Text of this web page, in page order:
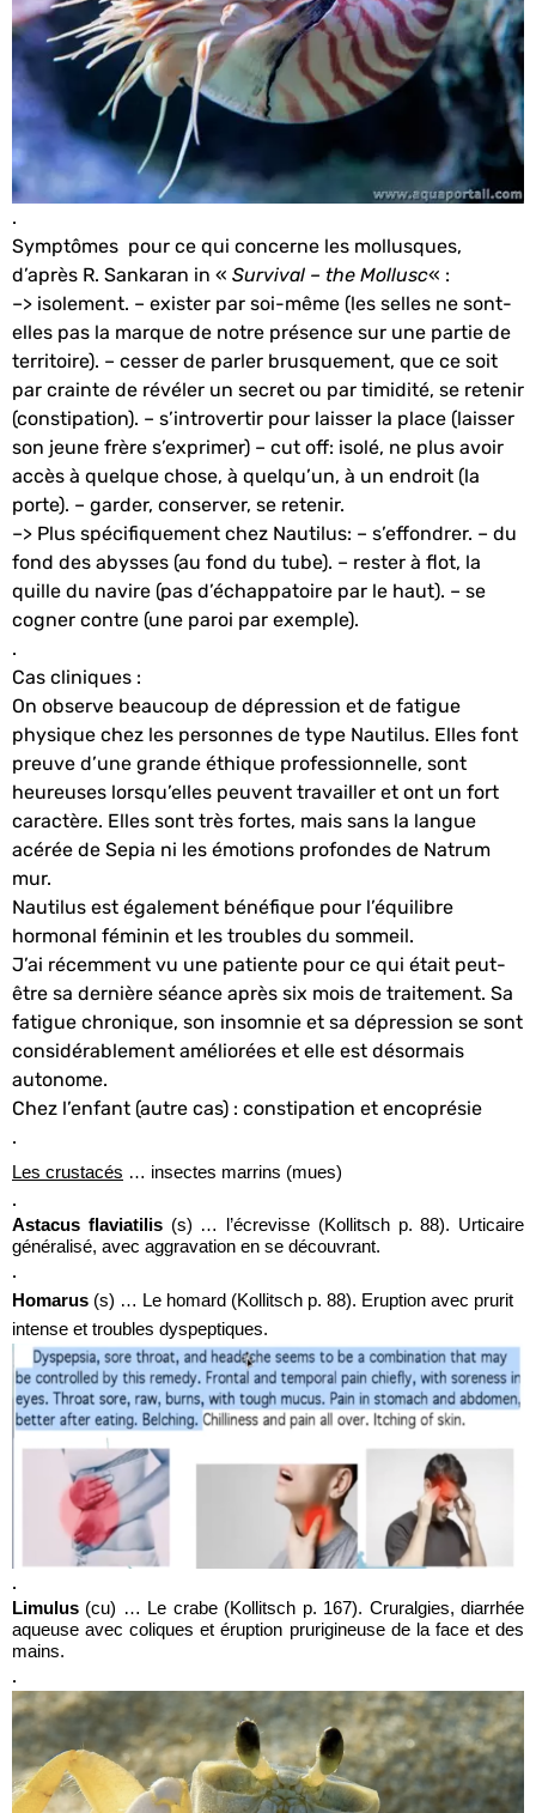
.
Symptômes pour ce qui concerne les mollusques,
d’après R. Sankaran in « Survival – the Mollusc« :
–> isolement. – exister par soi-même (les selles ne sont-
elles pas la marque de notre présence sur une partie de
territoire). – cesser de parler brusquement, que ce soit
par crainte de révéler un secret ou par timidité, se retenir
(constipation). – s’introvertir pour laisser la place (laisser
son jeune frère s’exprimer) – cut off: isolé, ne plus avoir
accès à quelque chose, à quelqu’un, à un endroit (la
porte). – garder, conserver, se retenir.
–> Plus spécifiquement chez Nautilus: – s’effondrer. – du
fond des abysses (au fond du tube). – rester à flot, la
quille du navire (pas d’échappatoire par le haut). – se
cogner contre (une paroi par exemple).
.
Cas cliniques :
On observe beaucoup de dépression et de fatigue
physique chez les personnes de type Nautilus. Elles font
preuve d’une grande éthique professionnelle, sont
heureuses lorsqu’elles peuvent travailler et ont un fort
caractère. Elles sont très fortes, mais sans la langue
acérée de Sepia ni les émotions profondes de Natrum
mur.
Nautilus est également bénéfique pour l’équilibre
hormonal féminin et les troubles du sommeil.
J’ai récemment vu une patiente pour ce qui était peut-
être sa dernière séance après six mois de traitement. Sa
fatigue chronique, son insomnie et sa dépression se sont
considérablement améliorées et elle est désormais
autonome.
Chez l’enfant (autre cas) : constipation et encoprésie
.
Les crustacés … insectes marrins (mues)
.
Astacus flaviatilis(s) … l’écrevisse (Kollitsch p. 88). Urticaire
généralisé, avec aggravation en se découvrant.
.
Homarus (s) … Le homard (Kollitsch p. 88). Eruption avec prurit
intense et troubles dyspeptiques.
.
Limulus (cu) … Le crabe (Kollitsch p. 167). Cruralgies, diarrhée
aqueuse avec coliques et éruption prurigineuse de la face et des
mains.
.